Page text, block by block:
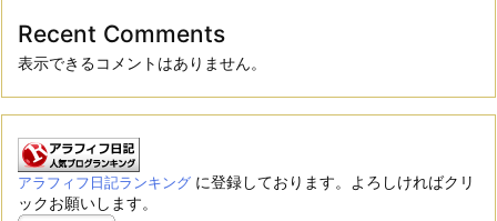
Recent Comments
表示できるコメントはありません。
アラフィフ日記ランキング に登録しております。よろしければクリ
ックお願いします。